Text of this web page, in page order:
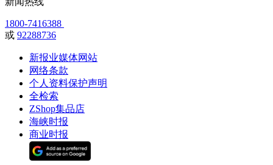
1800-7416388
或 92288736
新报业媒体网站
网络条款
个人资料保护声明
全检索
ZShop集品店
海峡时报
商业时报